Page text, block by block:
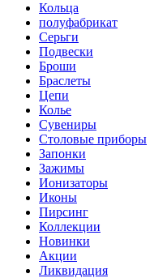
Кольца
полуфабрикат
Серьги
Подвески
Броши
Браслеты
Цепи
Колье
Сувениры
Столовые приборы
Запонки
Зажимы
Ионизаторы
Иконы
Пирсинг
Коллекции
Новинки
Акции
Ликвидация